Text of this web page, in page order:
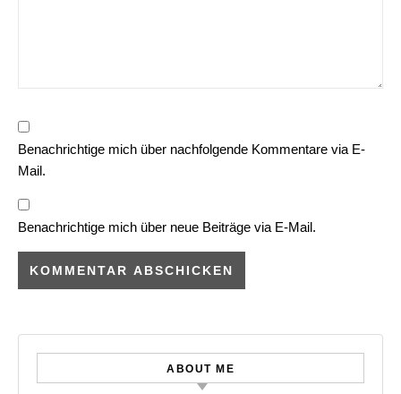
Benachrichtige mich über nachfolgende Kommentare via E-
Mail.
Benachrichtige mich über neue Beiträge via E-Mail.
ABOUT ME